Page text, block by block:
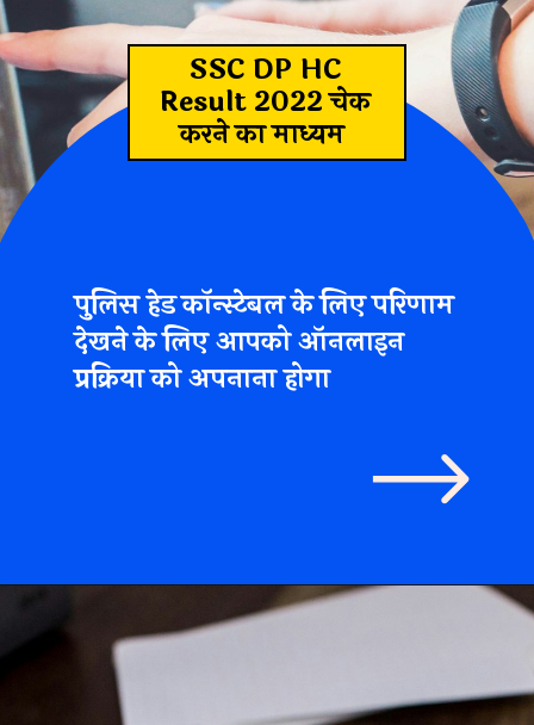
SSC DP HC
Result 2022 चेक
करने का माध्यम
पुलिस हेड कॉन्स्टेबल के लिए परिणाम
देखने के लिए आपको ऑनलाइन
प्रक्रिया को अपनाना होगा